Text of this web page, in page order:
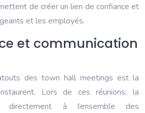
de créer un lien de confiance et
et les employés.
et communication
des town hall meetings est la
Lors de ces réunions, la
directement à l’ensemble des